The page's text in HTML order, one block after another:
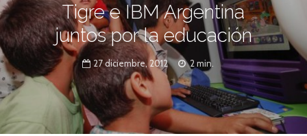
Tigre e IBM Argentina
juntos por la educación
27 diciembre, 2012 2 min.